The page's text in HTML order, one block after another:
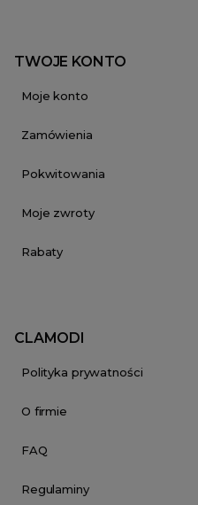
TWOJE KONTO
Moje konto
Zamówienia
Pokwitowania
Moje zwroty
Rabaty
CLAMODI
Polityka prywatności
O firmie
FAQ
Regulaminy